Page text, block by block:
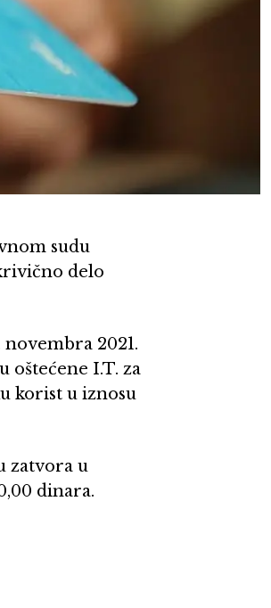
sudu
delo
2021.
oštećene I.T. za
korist u iznosu
zatvora u
dinara.